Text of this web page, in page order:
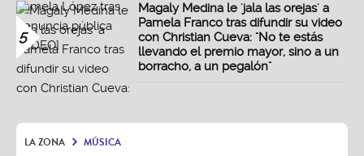
5
Magaly Medina le 'jala las orejas' a
Pamela Franco tras difundir su video
con Christian Cueva: "No te estás
llevando el premio mayor, sino a un
borracho, a un pegalón"
LA ZONA MÚSICA